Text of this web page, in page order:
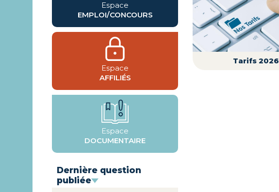
Espace
EMPLOI/CONCOURS
Espace
AFFILIÉS
Espace
DOCUMENTAIRE
Dernière question
publiée
Tarifs 2026